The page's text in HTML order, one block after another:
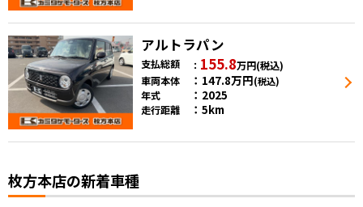
アルトラパン
支払総額 155.8万円(税込)
車両本体
147.8万円(税込)
年式 2025
走行距離 5km
枚方本店の新着車種